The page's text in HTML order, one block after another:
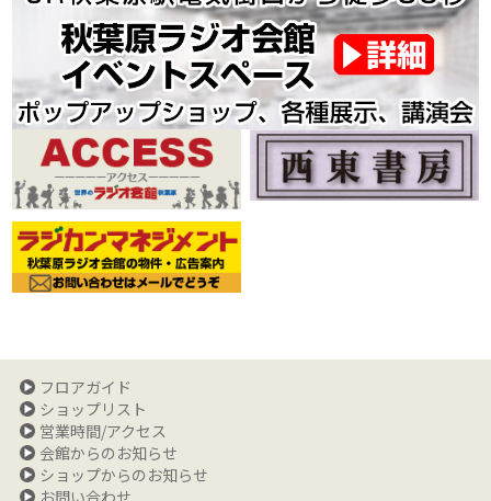
フロアガイド
ショップリスト
営業時間/アクセス
会館からのお知らせ
ショップからのお知らせ
お問い合わせ